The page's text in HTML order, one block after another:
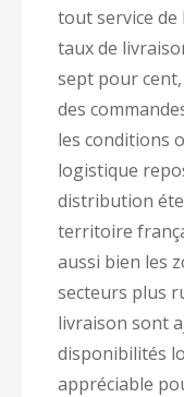
tout service de
taux de
sept pour
des
les conditions
logistique
distribution
territoire
aussi bien les
secteurs plus
livraison sont
disponibilités
appréciable